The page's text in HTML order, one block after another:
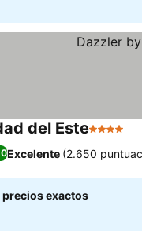
del Este4 Estrellas
Excelente (2.650
precios exactos